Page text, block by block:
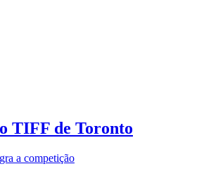
TIFF de Toronto
a competição